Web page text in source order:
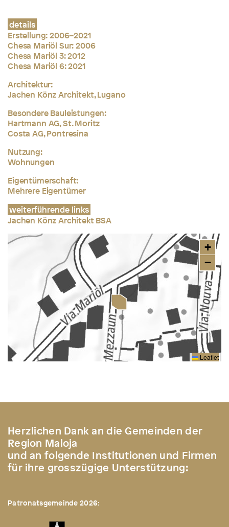
details
Erstellung: 2006–2021
Chesa Mariöl Sur: 2006
Chesa Mariöl 3: 2012
Chesa Mariöl 6: 2021
Architektur:
Jachen Könz Architekt, Lugano
Besondere Bauleistungen:
Hartmann AG, St. Moritz
Costa AG, Pontresina
Nutzung:
Wohnungen
Eigentümerschaft:
Mehrere Eigentümer
weiterführende links
Jachen Könz Architekt BSA
+
−
Leaflet
Herzlichen Dank an die Gemeinden der
Region Maloja
und an folgende Institutionen und Firmen
für ihre grosszügige Unterstützung:
Patronatsgemeinde 2026: